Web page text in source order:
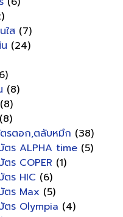
ใส (7)
(24)
(8)
(8)
(8)
รตอก,ตลับหมึก (38)
ตร ALPHA time (5)
ร COPER (1)
ตร HIC (6)
ตร Max (5)
ตร Olympia (4)